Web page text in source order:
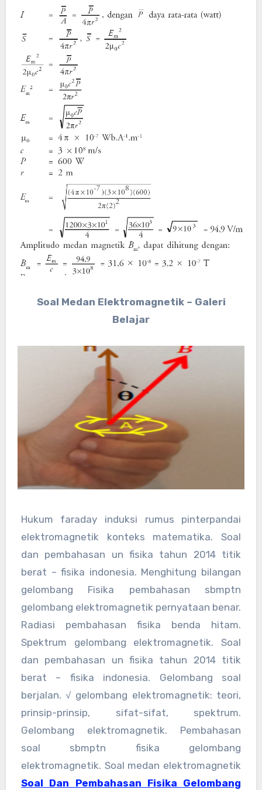
Soal Medan Elektromagnetik – Galeri
Belajar
Hukum faraday induksi rumus pinterpandai
elektromagnetik konteks matematika. Soal
dan pembahasan un fisika tahun 2014 titik
berat – fisika indonesia. Menghitung bilangan
gelombang Fisika pembahasan sbmptn
gelombang elektromagnetik pernyataan benar.
Radiasi pembahasan fisika benda hitam.
Spektrum gelombang elektromagnetik. Soal
dan pembahasan un fisika tahun 2014 titik
berat – fisika indonesia. Gelombang soal
berjalan. √ gelombang elektromagnetik: teori,
prinsip-prinsip, sifat-sifat, spektrum.
Gelombang elektromagnetik. Pembahasan
soal sbmptn fisika gelombang
elektromagnetik. Soal medan elektromagnetik
Soal Dan Pembahasan Fisika Gelombang